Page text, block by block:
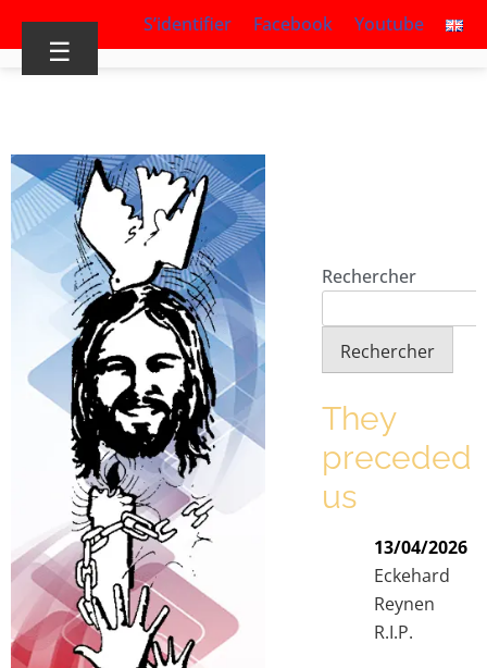
S’identifier Facebook Youtube
☰
Rechercher
Rechercher
They
preceded
us
13/04/2026
Eckehard
Reynen
R.I.P.